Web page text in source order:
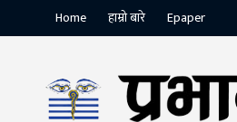
Home हाम्रो बारे Epaper